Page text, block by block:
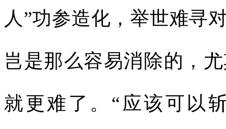
人”功参造化，举世难寻
岂是那么容易消除的，
就更难了。“应该可以